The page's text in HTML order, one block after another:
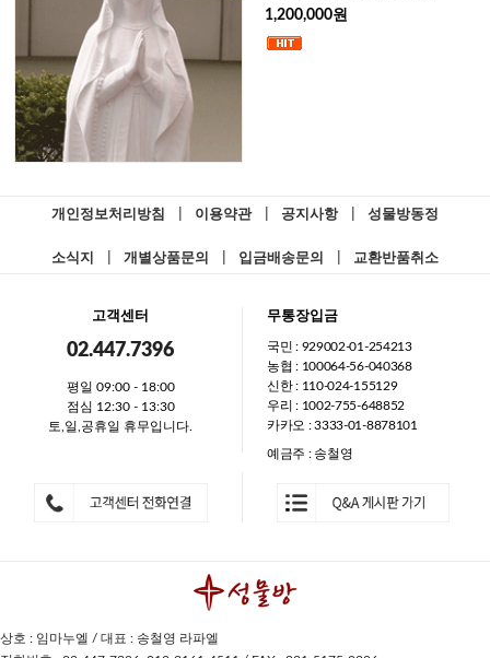
1,200,000원
개인정보처리방침 이용약관 공지사항 성물방동정
소식지 개별상품문의 입금배송문의 교환반품취소
고객센터
02.447.7396
평일 09:00 - 18:00
점심 12:30 - 13:30
토,일,공휴일 휴무입니다.
무통장입금
국민 : 929002-01-254213
농협 : 100064-56-040368
신한 : 110-024-155129
우리 : 1002-755-648852
카카오 : 3333-01-8878101
예금주 : 송철영
상호 : 임마누엘 / 대표 : 송철영 라파엘